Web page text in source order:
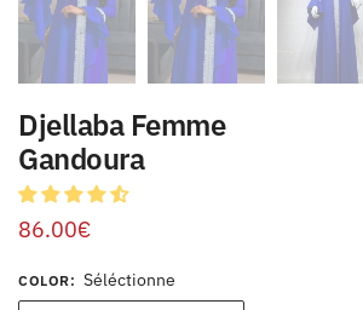
Djellaba Femme
Gandoura
86.00€
COLOR: Séléctionne